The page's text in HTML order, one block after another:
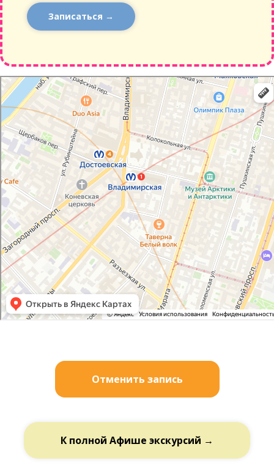
Записаться →
Санкт‑Петербург
Навигатор онлайн: построение маршрута на карте — Яндекс Карты
Отменить запись
К полной Афише экскурсий →